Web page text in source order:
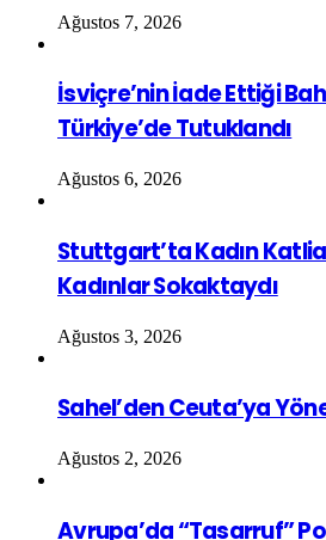
Ağustos 7, 2026
İsviçre’nin İade Ettiği
Türkiye’de Tutuklandı
Ağustos 6, 2026
Stuttgart’ta Kadın
Kadınlar Sokaktaydı
Ağustos 3, 2026
Sahel’den Ceuta’ya
Ağustos 2, 2026
Avrupa’da “Tasarruf”